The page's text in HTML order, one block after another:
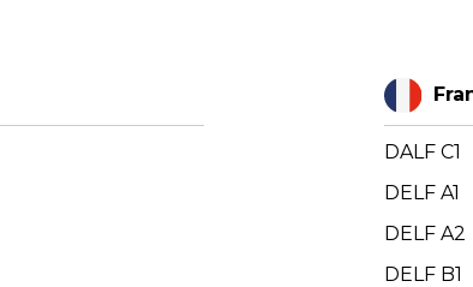
DALF C1
DELF A1
DELF A2
DELF B1